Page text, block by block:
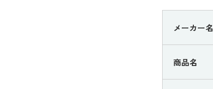
メーカー名
商品名